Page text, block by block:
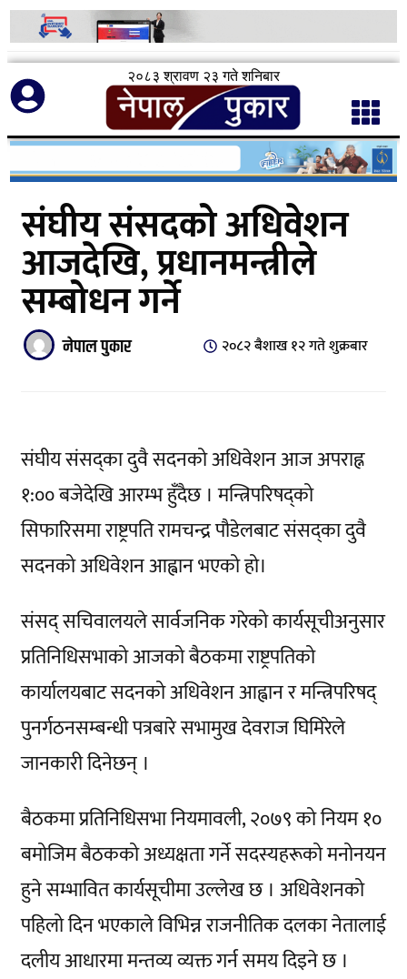
२०८३ श्रावण २३ गते शनिबार
संघीय संसदको अधिवेशन
आजदेखि, प्रधानमन्त्रीले
सम्बोधन गर्ने
नेपाल पुकार २०८२ बैशाख १२ गते शुक्रबार
संघीय संसद्का दुवै सदनको अधिवेशन आज अपराह्न
१:०० बजेदेखि आरम्भ हुँदैछ । मन्त्रिपरिषद्को
सिफारिसमा राष्ट्रपति रामचन्द्र पौडेलबाट संसद्का दुवै
सदनको अधिवेशन आह्वान भएको हो।
संसद् सचिवालयले सार्वजनिक गरेको कार्यसूचीअनुसार
प्रतिनिधिसभाको आजको बैठकमा राष्ट्रपतिको
कार्यालयबाट सदनको अधिवेशन आह्वान र मन्त्रिपरिषद्
पुनर्गठनसम्बन्धी पत्रबारे सभामुख देवराज घिमिरेले
जानकारी दिनेछन् ।
बैठकमा प्रतिनिधिसभा नियमावली, २०७९ को नियम १०
बमोजिम बैठकको अध्यक्षता गर्ने सदस्यहरूको मनोनयन
हुने सम्भावित कार्यसूचीमा उल्लेख छ । अधिवेशनको
पहिलो दिन भएकाले विभिन्न राजनीतिक दलका नेतालाई
दलीय आधारमा मन्तव्य व्यक्त गर्न समय दिइने छ ।